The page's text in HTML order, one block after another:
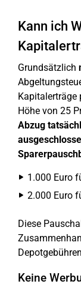
Kann ich
Grundsätzlich
Kapitalerträge
Höhe von 25
Abzug
1.000 Euro
2.000 Euro
Diese
Keine